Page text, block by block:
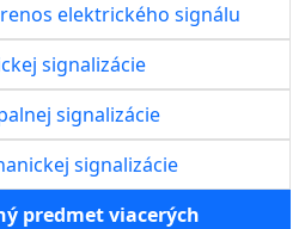
elektrického signálu
signalizácie
signalizácie
signalizácie
predmet viacerých